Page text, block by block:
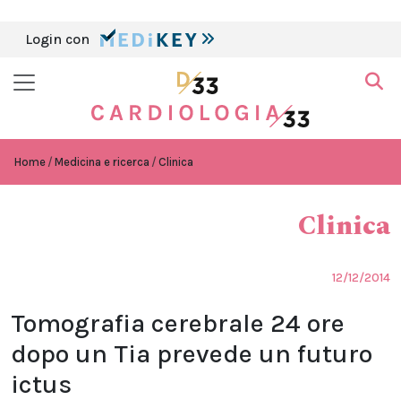
Login con
Home Medicina e ricerca Clinica
Clinica
12/12/2014
Tomografia cerebrale 24 ore
dopo un Tia prevede un futuro
ictus